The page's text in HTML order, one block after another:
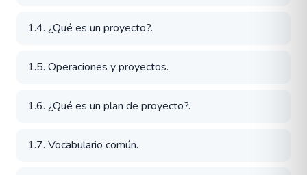
1.4. ¿Qué es un proyecto?.
1.5. Operaciones y proyectos.
1.6. ¿Qué es un plan de proyecto?.
1.7. Vocabulario común.